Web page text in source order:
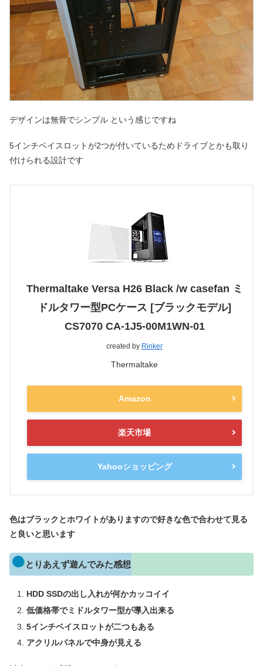
デザインは無骨でシンプル という感じですね
5インチベイスロットが2つが付いているためドライブとかも取り
付けられる設計です
Thermaltake Versa H26 Black /w casefan ミ
ドルタワー型PCケース [ブラックモデル]
CS7070 CA-1J5-00M1WN-01
created by Rinker
Thermaltake
Amazon
楽天市場
Yahooショッピング
色はブラックとホワイトがありますので好きな色で合わせて見る
と良いと思います
とりあえず遊んでみた感想
HDD SSDの出し入れが何かカッコイイ
低価格帯でミドルタワー型が導入出来る
5インチベイスロットが二つもある
アクリルパネルで中身が見える